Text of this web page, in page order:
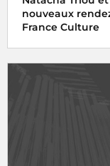
nouveaux
France Culture